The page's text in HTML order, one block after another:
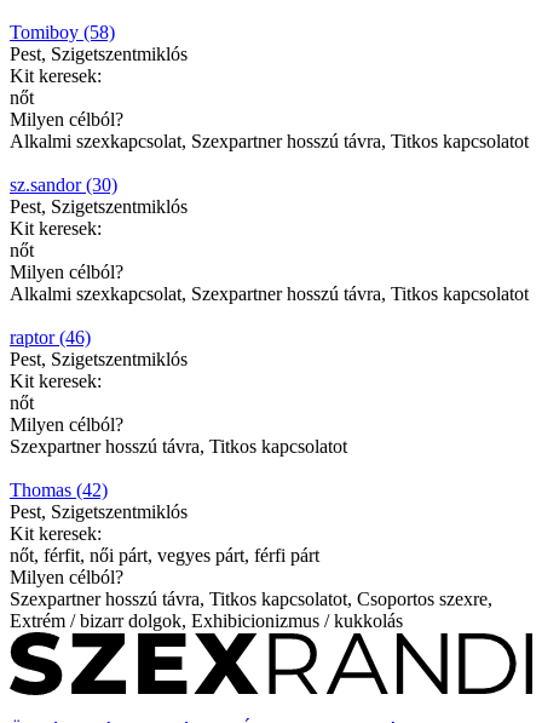
Tomiboy (58)
Pest, Szigetszentmiklós
Kit keresek:
nőt
Milyen célból?
Alkalmi szexkapcsolat, Szexpartner hosszú távra, Titkos kapcsolatot
sz.sandor (30)
Pest, Szigetszentmiklós
Kit keresek:
nőt
Milyen célból?
Alkalmi szexkapcsolat, Szexpartner hosszú távra, Titkos kapcsolatot
raptor (46)
Pest, Szigetszentmiklós
Kit keresek:
nőt
Milyen célból?
Szexpartner hosszú távra, Titkos kapcsolatot
Thomas (42)
Pest, Szigetszentmiklós
Kit keresek:
nőt, férfit, női párt, vegyes párt, férfi párt
Milyen célból?
Szexpartner hosszú távra, Titkos kapcsolatot, Csoportos szexre,
Extrém / bizarr dolgok, Exhibicionizmus / kukkolás